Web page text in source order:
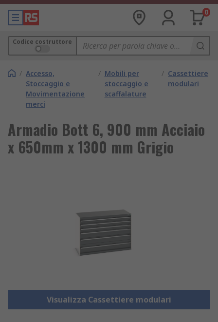
0
Codice costruttore
/ Accesso,
Stoccaggio e
Movimentazione
merci
/ Mobili per
stoccaggio e
scaffalature
/ Cassettiere
modulari
Armadio Bott 6, 900 mm Acciaio
x 650mm x 1300 mm Grigio
Visualizza Cassettiere modulari